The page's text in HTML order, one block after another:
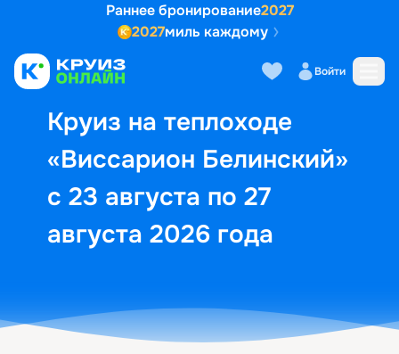
Раннее бронирование2027
2027миль каждому
Войти
Круиз на теплоходе
«Виссарион Белинский»
с 23 августа по 27
августа 2026 года
Выбор кают Маршрут и